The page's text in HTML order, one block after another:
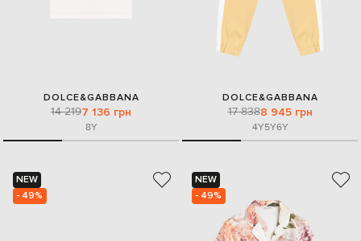
DOLCE&GABBANA
14 2197 136 грн
8Y
DOLCE&GABBANA
17 8388 945 грн
4Y5Y6Y
NEW
- 49%
NEW
- 49%